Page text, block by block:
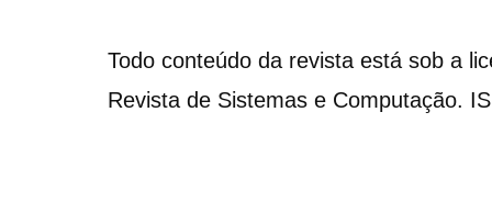
Todo conteúdo da revista está sob a
Revista de Sistemas e Computação.